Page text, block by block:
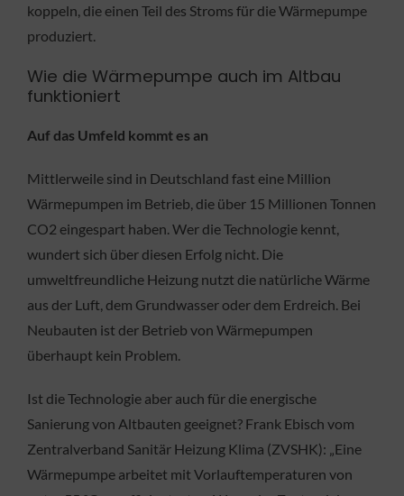
koppeln, die einen Teil des Stroms für die Wärmepumpe
produziert.
Wie die Wärmepumpe auch im Altbau
funktioniert
Auf das Umfeld kommt es an
Mittlerweile sind in Deutschland fast eine Million
Wärmepumpen im Betrieb, die über 15 Millionen Tonnen
CO2 eingespart haben. Wer die Technologie kennt,
wundert sich über diesen Erfolg nicht. Die
umweltfreundliche Heizung nutzt die natürliche Wärme
aus der Luft, dem Grundwasser oder dem Erdreich. Bei
Neubauten ist der Betrieb von Wärmepumpen
überhaupt kein Problem.
Ist die Technologie aber auch für die energische
Sanierung von Altbauten geeignet? Frank Ebisch vom
Zentralverband Sanitär Heizung Klima (ZVSHK): „Eine
Wärmepumpe arbeitet mit Vorlauftemperaturen von